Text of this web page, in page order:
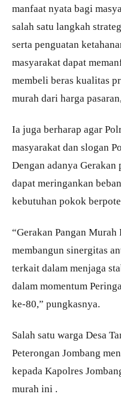
manfaat nyata bagi
salah satu langkah
serta penguatan
masyarakat dapat
membeli beras kualitas
murah dari harga
Ia juga berharap agar
masyarakat dan slogan
Dengan adanya
dapat meringankan
kebutuhan pokok
“Gerakan Pangan
membangun sinergitas
terkait dalam menjaga
dalam momentum
ke-80,” pungkasnya.
Salah satu warga Desa
Peterongan Jombang
kepada Kapolres
murah ini .